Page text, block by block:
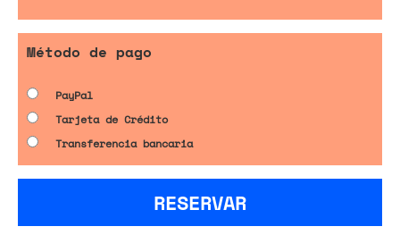
Método de pago
PayPal
Tarjeta de Crédito
Transferencia bancaria
RESERVAR